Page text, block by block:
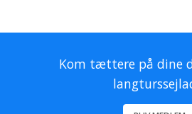
Kom tættere på dine